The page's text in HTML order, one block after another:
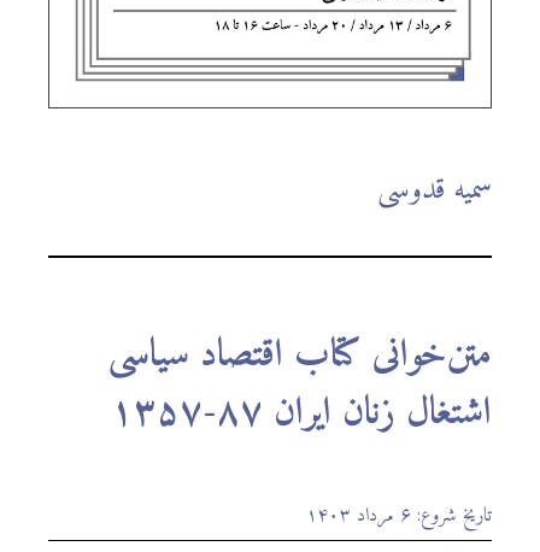
سمیه قدوسی
متن‌خوانی کتاب اقتصاد سیاسی
اشتغال زنان ایران ۸۷-۱۳۵۷
تاریخ شروع: ۶ مرداد ۱۴۰۳